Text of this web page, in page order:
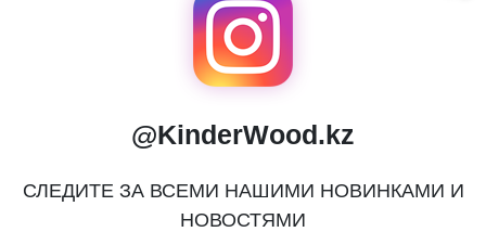
@KinderWood.kz
СЛЕДИТЕ ЗА ВСЕМИ НАШИМИ НОВИНКАМИ И
НОВОСТЯМИ